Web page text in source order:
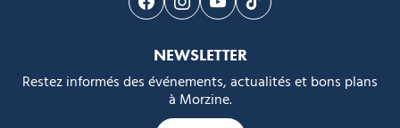
Suivez-nous sur Facebook
Suivez-nous sur Instagram
Suivez-nous sur Youtube
Suivez-nous sur
NEWSLETTER
Restez informés des événements, actualités et bons plans
à Morzine.